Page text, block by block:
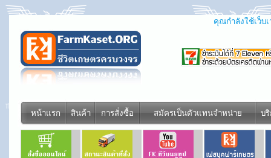
คุณกำลังใช้เว็บ
หน้าแรก สินค้า การสั่งซื้อ สมัครเป็นตัวแทนจำหน่าย บ